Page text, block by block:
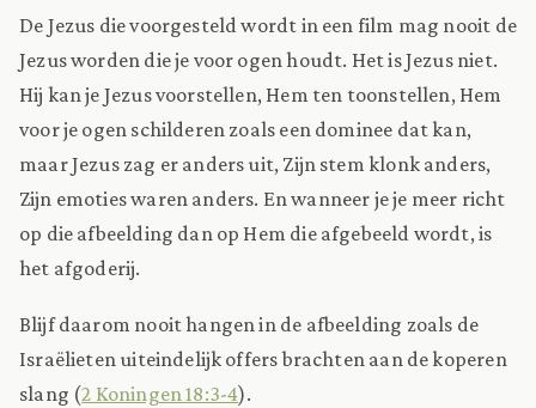
De Jezus die voorgesteld wordt in een film mag nooit de
Jezus worden die je voor ogen houdt. Het is Jezus niet.
Hij kan je Jezus voorstellen, Hem ten toonstellen, Hem
voor je ogen schilderen zoals een dominee dat kan,
maar Jezus zag er anders uit, Zijn stem klonk anders,
Zijn emoties waren anders. En wanneer je je meer richt
op die afbeelding dan op Hem die afgebeeld wordt, is
het afgoderij.
Blijf daarom nooit hangen in de afbeelding zoals de
Israëlieten uiteindelijk offers brachten aan de koperen
slang (2 Koningen 18:3-4).